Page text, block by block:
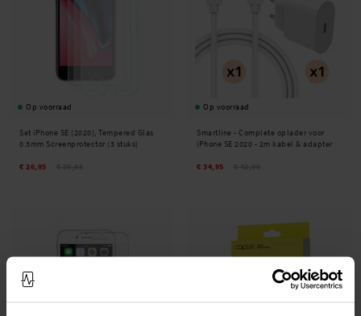
Op voorraad
Set iPhone SE (2020), Tempered Glas
0.3mm Screenprotector (3 stuks)
€ 26,95
Op voorraad
Smartline - Complete oplader voor
iPhone SE 2020 - 2m kabel & adapter
€ 34,95